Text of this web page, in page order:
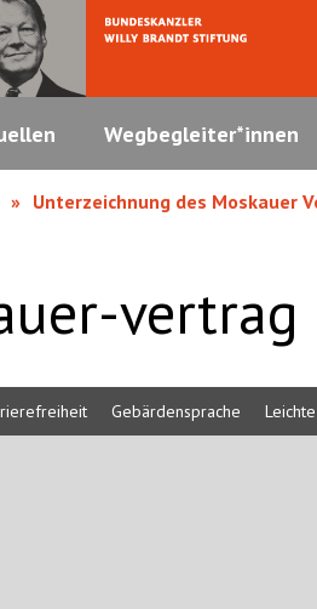
Wegbegleiter*innen
Unterzeichnung des Moskauer
vertrag
Gebärdensprache